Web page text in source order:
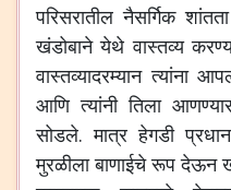
परिसरातील नैसर्गिक
खंडोबाने येथे वास्तव्य
वास्तव्यादरम्यान त्यांना
आणि त्यांनी तिला
सोडले. मात्र हेगडी
मुरळीला बाणाईचे रूप देऊन